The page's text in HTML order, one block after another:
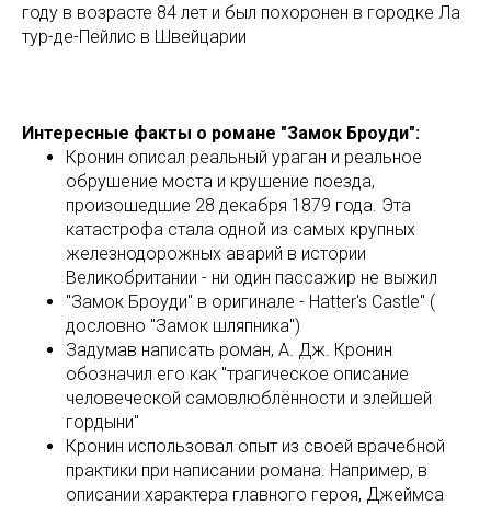
году в возрасте 84 лет и был похоронен в городке Ла
тур-де-Пейлис в Швейцарии
Интересные факты о романе "Замок Броуди":
Кронин описал реальный ураган и реальное
обрушение моста и крушение поезда,
произошедшие 28 декабря 1879 года. Эта
катастрофа стала одной из самых крупных
железнодорожных аварий в истории
Великобритании - ни один пассажир не выжил
"Замок Броуди" в оригинале - Hatter's Castle" (
дословно "Замок шляпника")
Задумав написать роман, А. Дж. Кронин
обозначил его как "трагическое описание
человеческой самовлюблённости и злейшей
гордыни"
Кронин использовал опыт из своей врачебной
практики при написании романа. Например, в
описании характера главного героя, Джеймса